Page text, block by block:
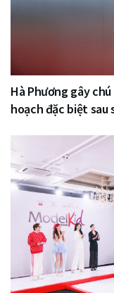
Hà Phương gây
hoạch đặc biệt sau